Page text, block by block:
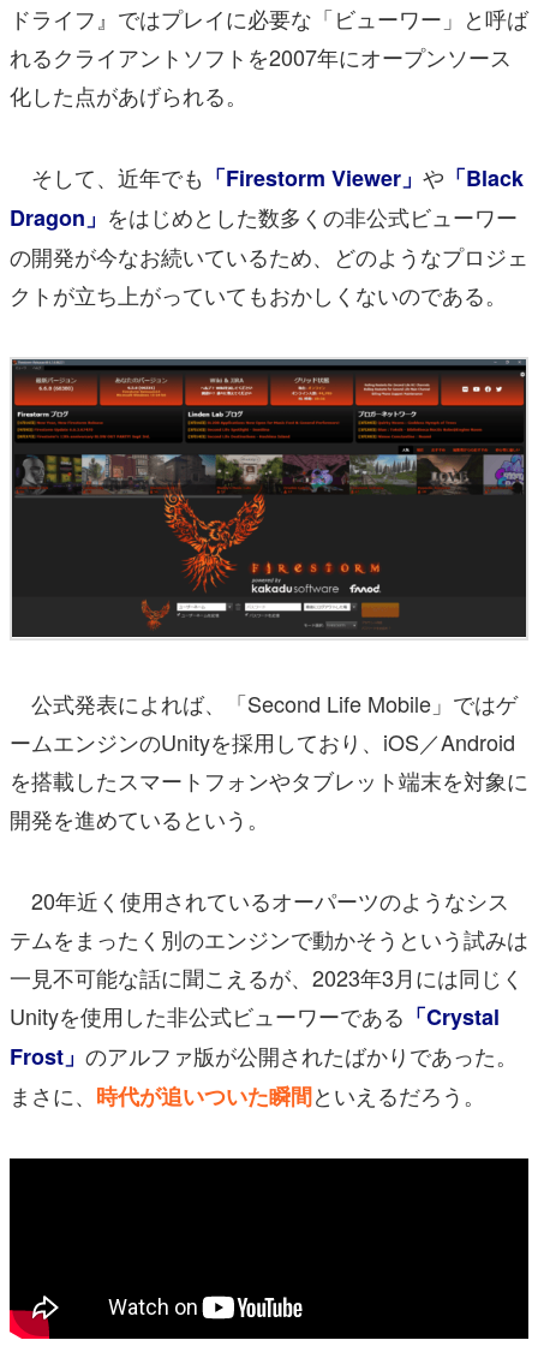
ドライフ』ではプレイに必要な「ビューワー」と呼ば
れるクライアントソフトを2007年にオープンソース
化した点があげられる。
そして、近年でも 「Firestorm Viewer」 や 「Black
Dragon」 をはじめとした数多くの非公式ビューワー
の開発が今なお続いているため、どのようなプロジェ
クトが立ち上がっていてもおかしくないのである。
公式発表によれば、「Second Life Mobile」ではゲ
ームエンジンのUnityを採用しており、iOS／Android
を搭載したスマートフォンやタブレット端末を対象に
開発を進めているという。
20年近く使用されているオーパーツのようなシス
テムをまったく別のエンジンで動かそうという試みは
一見不可能な話に聞こえるが、2023年3月には同じく
Unityを使用した非公式ビューワーである 「Crystal
Frost」 のアルファ版が公開されたばかりであった。
まさに、 時代が追いついた瞬間といえるだろう。